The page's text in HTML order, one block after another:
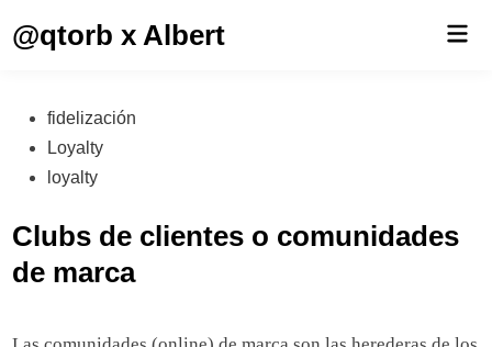
@qtorb x Albert
Publicado
en
fidelización
Loyalty
loyalty
Clubs de clientes o comunidades
de marca